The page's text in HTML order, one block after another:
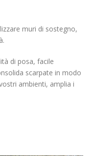
muri di sostegno,
di posa, facile
scarpate in modo
ambienti, amplia i